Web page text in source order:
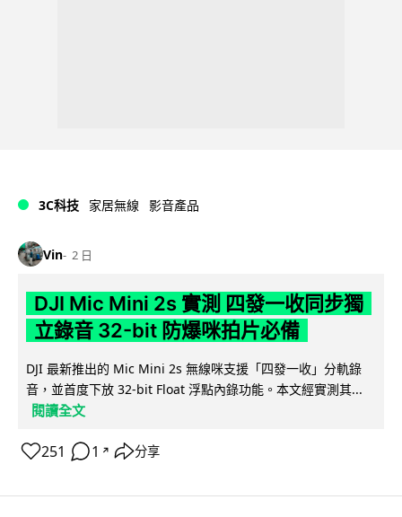
3C科技 家居無線 影音產品
Vin 2 日
DJI Mic Mini 2s 實測 四發一收同步獨
立錄音 32-bit 防爆咪拍片必備
DJI 最新推出的 Mic Mini 2s 無線咪支援「四發一收」分軌錄
音，並首度下放 32-bit Float 浮點內錄功能。本文經實測其...
閱讀全文
251 1 ↗ 分享